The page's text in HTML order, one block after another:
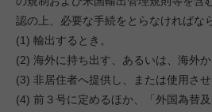
認の上、必要な手続をとらなければな
(1) 輸出するとき。
(2) 海外に持ち出す、あるいは、海外か
(3) 非居住者へ提供し、または使用させ
(4) 前３号に定めるほか、「外国為替